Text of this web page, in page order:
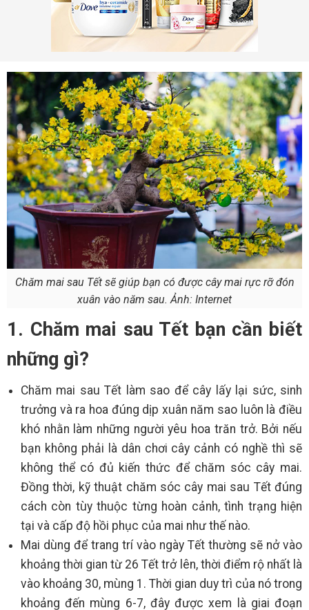
Chăm mai sau Tết sẽ giúp bạn có được cây mai rực rỡ đón
xuân vào năm sau. Ảnh: Internet
1. Chăm mai sau Tết bạn cần biết
những gì?
Chăm mai sau Tết làm sao để cây lấy lại sức, sinh
trưởng và ra hoa đúng dịp xuân năm sao luôn là điều
khó nhằn làm những người yêu hoa trăn trở. Bởi nếu
bạn không phải là dân chơi cây cảnh có nghề thì sẽ
không thể có đủ kiến thức để chăm sóc cây mai.
Đồng thời, kỹ thuật chăm sóc cây mai sau Tết đúng
cách còn tùy thuộc từng hoàn cảnh, tình trạng hiện
tại và cấp độ hồi phục của mai như thế nào.
Mai dùng để trang trí vào ngày Tết thường sẽ nở vào
khoảng thời gian từ 26 Tết trở lên, thời điểm rộ nhất là
vào khoảng 30, mùng 1. Thời gian duy trì của nó trong
khoảng đến mùng 6-7, đây được xem là giai đoạn